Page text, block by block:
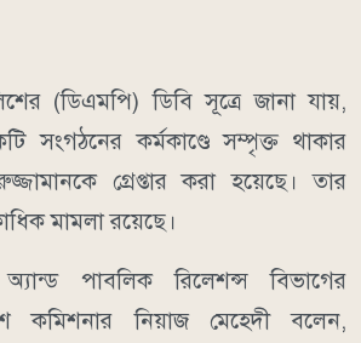
(ডিএমপি) ডিবি সূত্রে জানা যায়,
সংগঠনের কর্মকাণ্ডে সম্পৃক্ত থাকার
গ্রেপ্তার করা হয়েছে। তার
মামলা রয়েছে।
পাবলিক রিলেশন্স বিভাগের
কমিশনার নিয়াজ মেহেদী বলেন,